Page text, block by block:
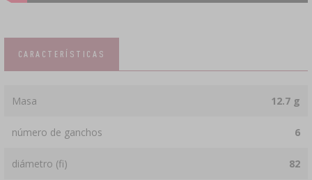
CARACTERÍSTICAS
Masa 12.7 g
número de ganchos 6
diámetro (fi) 82